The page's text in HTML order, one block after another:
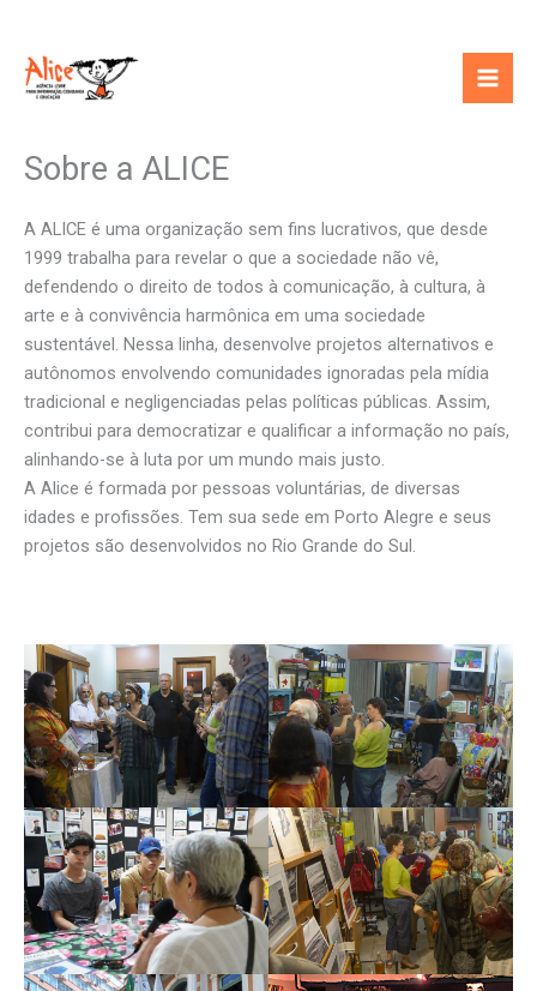
conteúdo
Sobre a ALICE
A ALICE é uma organização sem fins lucrativos, que desde
1999 trabalha para revelar o que a sociedade não vê,
defendendo o direito de todos à comunicação, à cultura, à
arte e à convivência harmônica em uma sociedade
sustentável. Nessa linha, desenvolve projetos alternativos e
autônomos envolvendo comunidades ignoradas pela mídia
tradicional e negligenciadas pelas políticas públicas. Assim,
contribui para democratizar e qualificar a informação no país,
alinhando-se à luta por um mundo mais justo.
A Alice é formada por pessoas voluntárias, de diversas
idades e profissões. Tem sua sede em Porto Alegre e seus
projetos são desenvolvidos no Rio Grande do Sul.